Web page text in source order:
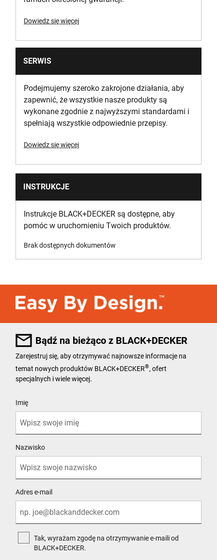
Dowiedz się więcej
SERWIS
Podejmujemy szeroko zakrojone działania, aby
zapewnić, że wszystkie nasze produkty są
wykonane zgodnie z najwyższymi standardami i
spełniają wszystkie odpowiednie przepisy.
Dowiedz się więcej
INSTRUKCJE
Instrukcje BLACK+DECKER są dostępne, aby
pomóc w uruchomieniu Twoich produktów.
Brak dostępnych dokumentów
Bądź na bieżąco z BLACK+DECKER
Zarejestruj się, aby otrzymywać najnowsze informacje na
temat nowych produktów BLACK+DECKER® , ofert
specjalnych i wiele więcej.
Imię
Nazwisko
Adres e-mail
Tak, wyrażam zgodę na otrzymywanie e-maili od
BLACK+DECKER.